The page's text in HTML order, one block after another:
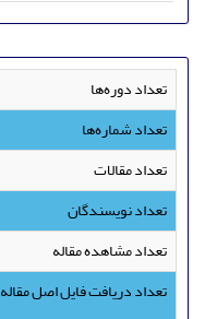
تعداد دوره‌ها
تعداد شماره‌ها
تعداد مقالات
تعداد نویسندگان
تعداد مشاهده مقاله
تعداد دریافت فایل اصل مقاله